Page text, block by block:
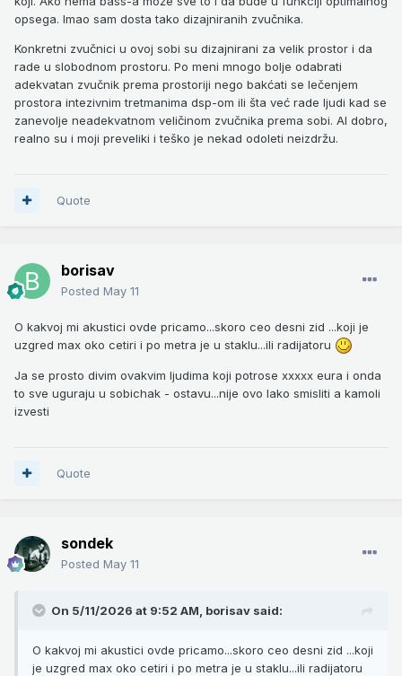
opsega. Imao sam dosta tako dizajniranih zvučnika.
Konkretni zvučnici u ovoj sobi su dizajnirani za velik prostor i da
rade u slobodnom prostoru. Po meni mnogo bolje odabrati
adekvatan zvučnik prema prostoriji nego bakćati se lečenjem
prostora intezivnim tretmanima dsp-om ili šta već rade ljudi kad se
zanevolje neadekvatnom veličinom zvučnika prema sobi. Al dobro,
realno su i moji preveliki i teško je nekad odoleti neizdržu.
Quote
borisav
Posted May 11
O kakvoj mi akustici ovde pricamo...skoro ceo desni zid ...koji je
uzgred max oko cetiri i po metra je u staklu...ili radijatoru
Ja se prosto divim ovakvim ljudima koji potrose xxxxx eura i onda
to sve uguraju u sobichak - ostavu...nije ovo lako smisliti a kamoli
izvesti
Quote
sondek
Posted May 11
On 5/11/2026 at 9:52 AM, borisav said:
O kakvoj mi akustici ovde pricamo...skoro ceo desni zid ...koji
je uzgred max oko cetiri i po metra je u staklu...ili radijatoru